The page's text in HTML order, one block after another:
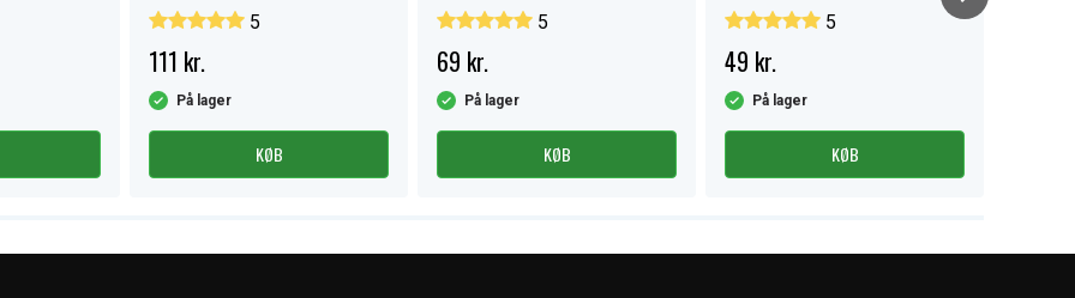
5
111 kr.
På lager
KØB
5
69 kr.
På lager
KØB
5
49 kr.
På lager
KØB